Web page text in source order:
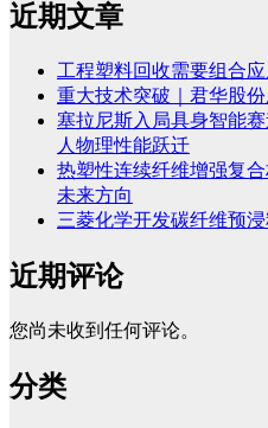
近期文章
工程塑料回收需要组合
重大技术突破｜君华股
塞拉尼斯入局具身智能
人物理性能跃迁
热塑性连续纤维增强复
未来方向
三菱化学开发碳纤维预
近期评论
您尚未收到任何评论。
分类